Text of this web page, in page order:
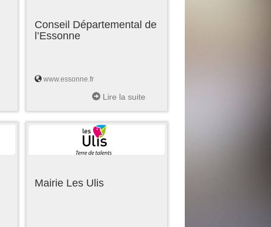
Conseil Départemental de
l’Essonne
www.essonne.fr
Lire la suite
Mairie Les Ulis